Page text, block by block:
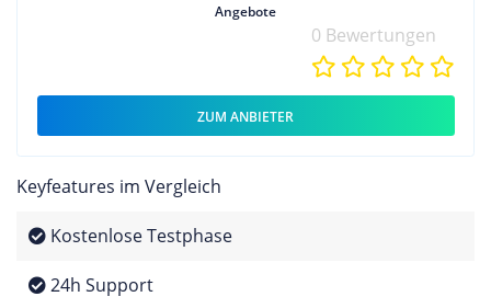
Angebote
0 Bewertungen
ZUM ANBIETER
Keyfeatures im Vergleich
Kostenlose Testphase
24h Support